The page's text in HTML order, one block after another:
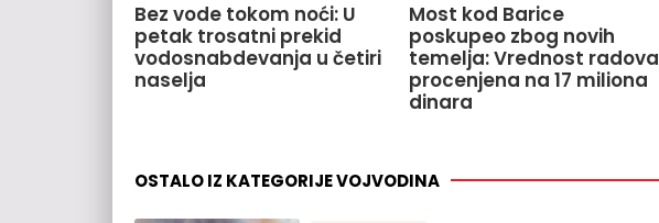
Bez vode tokom noći: U
petak trosatni prekid
vodosnabdevanja u četiri
naselja
Most kod Barice
poskupeo zbog novih
temelja: Vrednost radova
procenjena na 17 miliona
dinara
OSTALO IZ KATEGORIJE VOJVODINA